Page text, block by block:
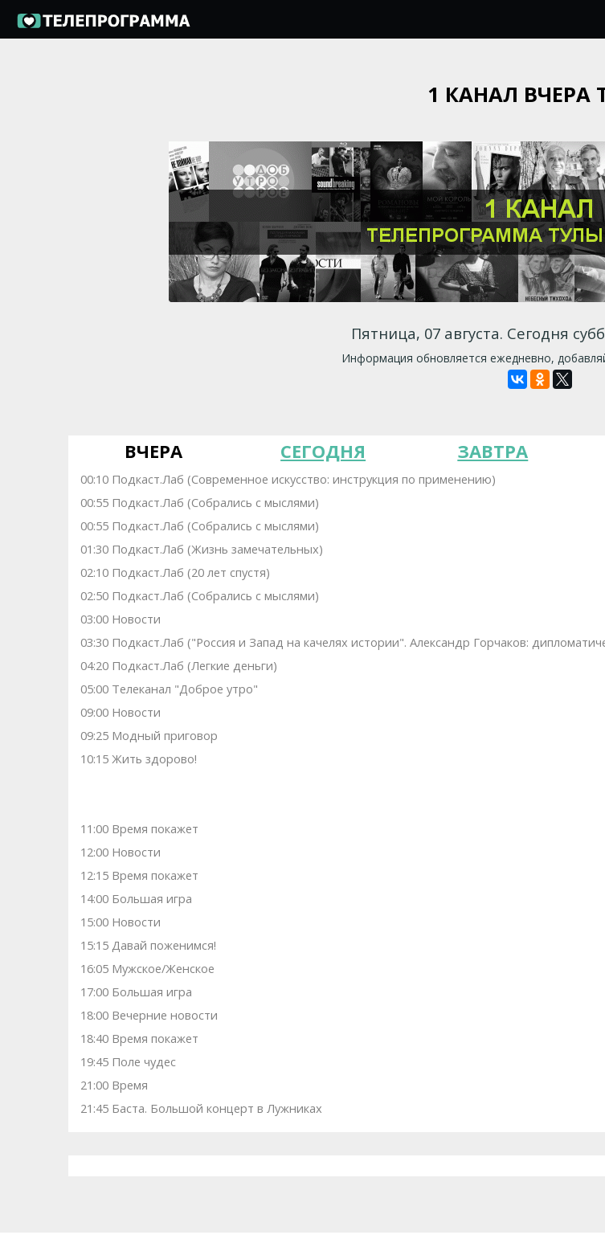
1 КАНАЛ ВЧЕРА
Пятница, 07 августа. Сегодня
Информация обновляется ежедневно,
ВЧЕРА СЕГОДНЯ ЗАВТРА
00:10 Подкаст.Лаб (Современное искусство: инструкция по применению)
00:55 Подкаст.Лаб (Собрались с мыслями)
00:55 Подкаст.Лаб (Собрались с мыслями)
01:30 Подкаст.Лаб (Жизнь замечательных)
02:10 Подкаст.Лаб (20 лет спустя)
02:50 Подкаст.Лаб (Собрались с мыслями)
03:00 Новости
03:30 Подкаст.Лаб ("Россия и Запад на качелях истории". Александр Горчаков:
04:20 Подкаст.Лаб (Легкие деньги)
05:00 Телеканал "Доброе утро"
09:00 Новости
09:25 Модный приговор
10:15 Жить здорово!
11:00 Время покажет
12:00 Новости
12:15 Время покажет
14:00 Большая игра
15:00 Новости
15:15 Давай поженимся!
16:05 Мужское/Женское
17:00 Большая игра
18:00 Вечерние новости
18:40 Время покажет
19:45 Поле чудес
21:00 Время
21:45 Баста. Большой концерт в Лужниках